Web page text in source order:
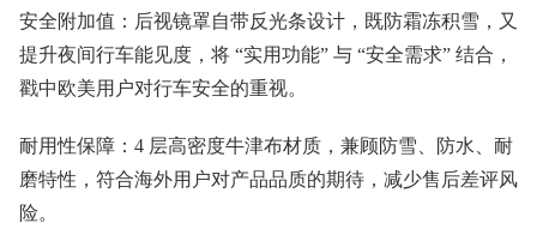
安全附加值：后视镜罩自带反光条设计，既防霜冻积雪，又
提升夜间行车能见度，将 “实用功能” 与 “安全需求” 结合，
戳中欧美用户对行车安全的重视。
耐用性保障：4 层高密度牛津布材质，兼顾防雪、防水、耐
磨特性，符合海外用户对产品品质的期待，减少售后差评风
险。